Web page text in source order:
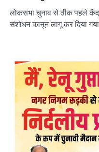
लोकसभा चुनाव से ठीक पहले
संशोधन कानून लागू कर दिया